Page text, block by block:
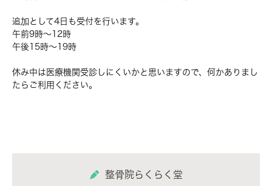
追加として4日も受付を行います。
午前9時～12時
午後15時～19時
休み中は医療機関受診しにくいかと思いますので、何かありまし
たらご利用ください。
整骨院らくらく堂